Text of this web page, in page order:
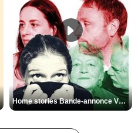
Home stories Bande-annonce VO STFR